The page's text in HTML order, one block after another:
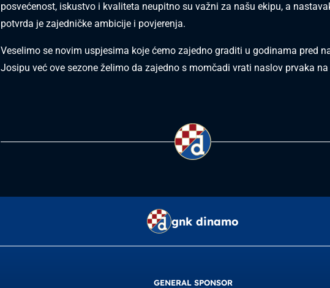
posvećenost, iskustvo i kvaliteta neupitno su važni za našu ekipu, a
potvrda je zajedničke ambicije i povjerenja.
Veselimo se novim uspjesima koje ćemo zajedno graditi u godinama pred
Josipu već ove sezone želimo da zajedno s momčadi vrati naslov prvaka
gnk dinamo
GENERAL SPONSOR